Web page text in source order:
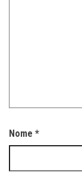
Nome *